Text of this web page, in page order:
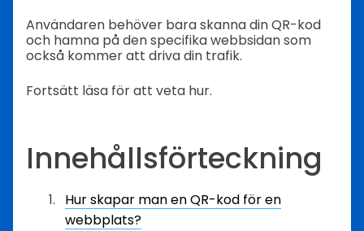
Användaren behöver bara skanna din QR-kod
och hamna på den specifika webbsidan som
också kommer att driva din trafik.
Fortsätt läsa för att veta hur.
Innehållsförteckning
Hur skapar man en QR-kod för en
webbplats?